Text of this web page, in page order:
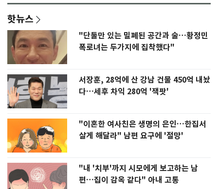
핫뉴스
"단둘만 있는 밀폐된 공간과 술…황정민
폭로녀는 두가지에 집착했다"
서장훈, 28억에 산 강남 건물 450억 내놨
다…세후 차익 280억 '잭팟'
"이혼한 여사친은 생명의 은인…한집서
살게 해달라" 남편 요구에 '절망'
"내 '치부'까지 시모에게 보고하는 남
편…집이 감옥 같다" 아내 고통